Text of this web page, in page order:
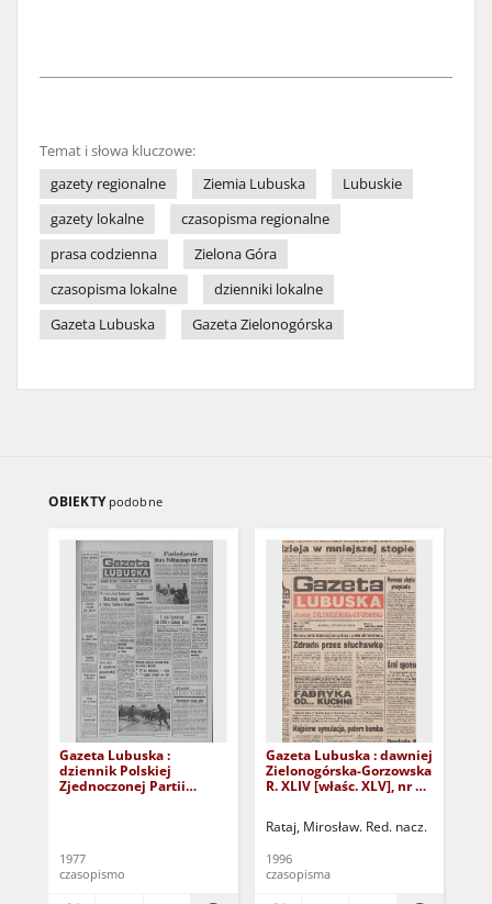
Temat i słowa kluczowe:
gazety regionalne
Ziemia Lubuska
Lubuskie
gazety lokalne
czasopisma regionalne
prasa codzienna
Zielona Góra
czasopisma lokalne
dzienniki lokalne
Gazeta Lubuska
Gazeta Zielonogórska
OBIEKTY podobne
Gazeta Lubuska :
dziennik Polskiej
Zjednoczonej Partii
1977
czasopismo
Gazeta Lubuska : dawniej
Zielonogórska-Gorzowska
R. XLIV [właśc. XLV], nr 52
Rataj, Mirosław. Red. nacz.
1996
czasopisma